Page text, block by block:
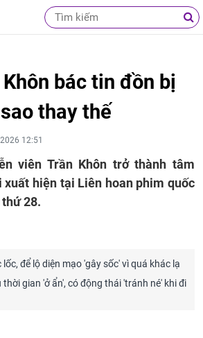
bác tin đồn bị
thay thế
12:51
viên Trần Khôn trở thành tâm
hiện tại Liên hoan phim quốc
28.
để lộ diện mạo 'gây sốc' vì quá khác lạ
thời gian 'ở ẩn', có động thái 'tránh né' khi đi